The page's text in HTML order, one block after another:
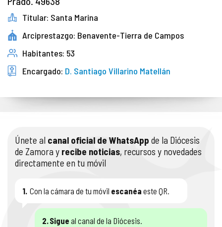
Titular: Santa Marina
Arciprestazgo: Benavente-Tierra de Campos
Habitantes: 53
Encargado: D. Santiago Villarino Matellán
Únete al canal oficial de WhatsApp de la Diócesis
de Zamora y recibe noticias, recursos y novedades
directamente en tu móvil
1. Con la cámara de tu móvil escanéa este QR.
2.Sigue al canal de la Diócesis.